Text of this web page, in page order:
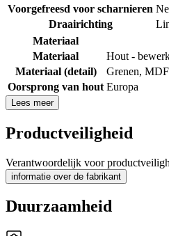
Voorgefreesd voor scharnieren
Draairichting
Materiaal
Materiaal
Hout -
Materiaal (detail)
Grenen, MDF
Oorsprong van hout Europa
Lees meer
Productveiligheid
Verantwoordelijk voor
informatie over de fabrikant
Duurzaamheid